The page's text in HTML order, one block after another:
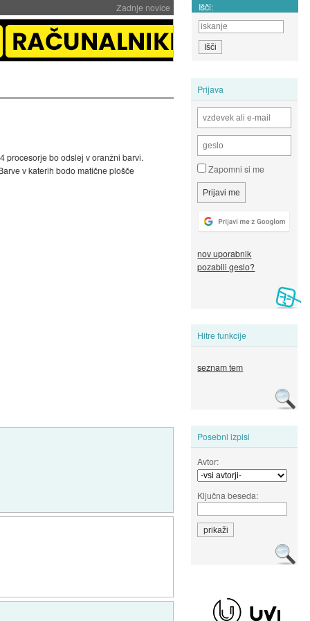
Zadnje novice Išči:
Prijava
Zapomni si me
nov uporabnik
pozabili geslo?
Hitre funkcije
seznam tem
Posebni izpisi
Avtor:
Ključna beseda:
procesorje bo odslej v oranžni barvi.
v katerih bodo matične plošče